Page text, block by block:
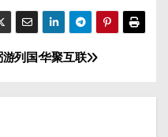
列国·华聚互联